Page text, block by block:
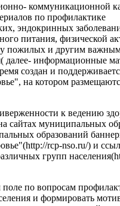
коммуникационной
по профилактике
эндокринных
питания, физической
у пожилых и другим
далее- информационные
создан и
на котором
к ведению
сайтах муниципальных
образований
rcp-nso.ru/) и
групп
по вопросам
и формировать